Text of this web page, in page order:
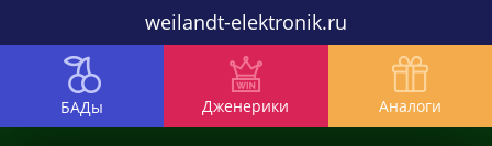
weilandt-elektronik.ru
БАДы Дженерики Аналоги